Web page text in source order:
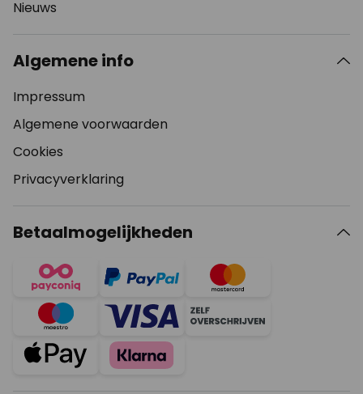
Nieuws
Algemene info
Impressum
Algemene voorwaarden
Cookies
Privacyverklaring
Betaalmogelijkheden